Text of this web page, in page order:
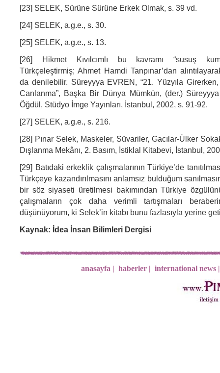
[23] SELEK, Sürüne Sürüne Erkek Olmak, s. 39 vd.
[24] SELEK, a.g.e., s. 30.
[25] SELEK, a.g.e., s. 13.
[26] Hikmet Kıvılcımlı bu kavramı “susuş
Türkçeleştirmiş; Ahmet Hamdi Tanpınar’dan
da denilebilir. Süreyyya EVREN, “21. Yüzyıla
Canlanma”, Başka Bir Dünya Mümkün, (der.)
Öğdül, Stüdyo İmge Yayınları, İstanbul, 2002, s. 91-92.
[27] SELEK, a.g.e., s. 216.
[28] Pınar Selek, Maskeler, Süvariler, Gacılar-Ülker
Dışlanma Mekânı, 2. Basım, İstiklal Kitabevi, İstanbul,
[29] Batıdaki erkeklik çalışmalarının Türkiye’de
Türkçeye kazandırılmasını anlamsız bulduğum
bir söz siyaseti üretilmesi bakımından Türkiye
çalışmaların çok daha verimli tartışmaları
düşünüyorum, ki Selek’in kitabı bunu fazlasıyla yerine
Kaynak: İdea İnsan Bilimleri Dergisi
anasayfa | haberler | international news |